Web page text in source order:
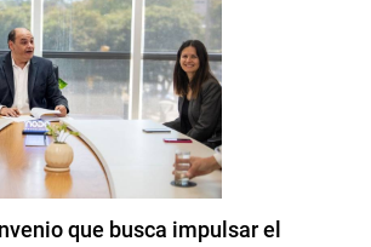
que busca impulsar el